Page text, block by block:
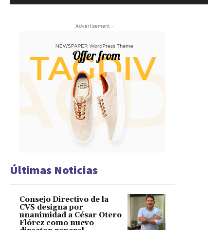
- Advertisement -
Últimas Noticias
Consejo Directivo de la
CVS designa por
unanimidad a César Otero
Flórez como nuevo